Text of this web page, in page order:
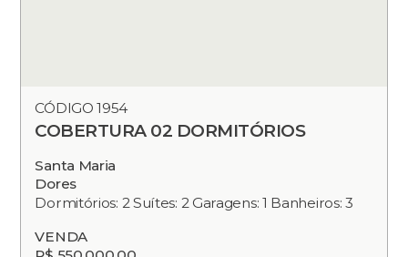
CÓDIGO 1954
COBERTURA 02 DORMITÓRIOS
Santa Maria
Dores
Dormitórios: 2 Suítes: 2 Garagens: 1 Banheiros: 3
VENDA